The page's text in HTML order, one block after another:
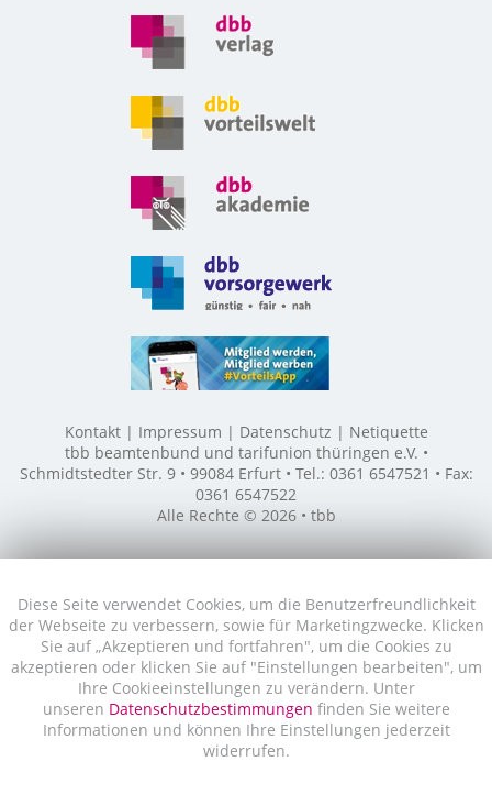
Diese Seite verwendet Cookies, um die Benutzerfreundlichkeit
der Webseite zu verbessern, sowie für Marketingzwecke. Klicken
Sie auf „Akzeptieren und fortfahren", um die Cookies zu
akzeptieren oder klicken Sie auf "Einstellungen bearbeiten", um
Ihre Cookieeinstellungen zu verändern. Unter
unseren Datenschutzbestimmungen finden Sie weitere
Informationen und können Ihre Einstellungen jederzeit
widerrufen.
Kontakt Impressum Datenschutz
Netiquette
tbb beamtenbund und tarifunion thüringen e.V. •
Schmidtstedter Str. 9 • 99084 Erfurt • Tel.: 0361 6547521 • Fax:
0361 6547522
Alle Rechte © 2026 • tbb